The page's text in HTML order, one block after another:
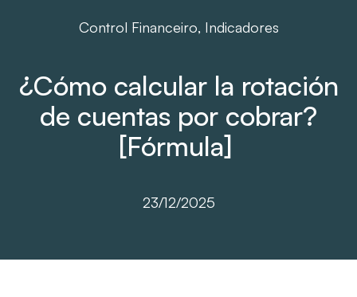
Control Financeiro, Indicadores
¿Cómo calcular la rotación
de cuentas por cobrar?
[Fórmula]
23/12/2025